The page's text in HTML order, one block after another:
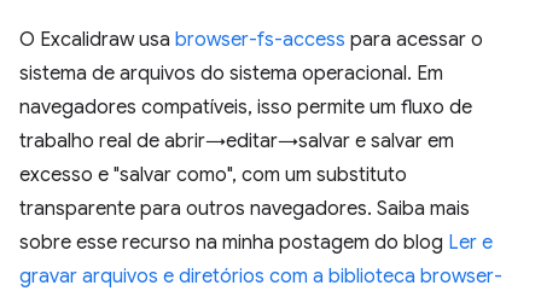
O Excalidraw usa browser-fs-access para acessar o
sistema de arquivos do sistema operacional. Em
navegadores compatíveis, isso permite um fluxo de
trabalho real de abrir→editar→salvar e salvar em
excesso e "salvar como", com um substituto
transparente para outros navegadores. Saiba mais
sobre esse recurso na minha postagem do blog Ler e
gravar arquivos e diretórios com a biblioteca browser-